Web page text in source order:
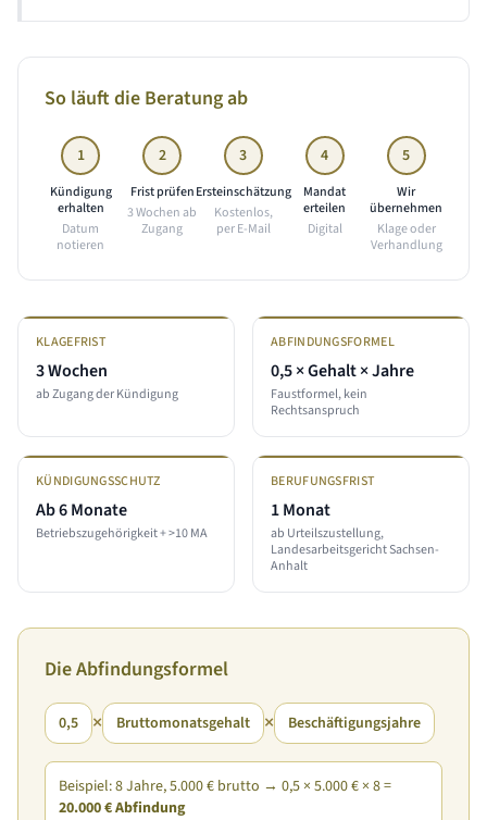
So läuft die Beratung ab
1
Kündigung
erhalten
Datum
notieren
2
Frist prüfen
3 Wochen ab
Zugang
3
Ersteinschätzung
Kostenlos,
per E-Mail
4
Mandat
erteilen
Digital
5
Wir
übernehmen
Klage oder
Verhandlung
KLAGEFRIST
3 Wochen
ab Zugang der Kündigung
ABFINDUNGSFORMEL
0,5 × Gehalt × Jahre
Faustformel, kein
Rechtsanspruch
KÜNDIGUNGSSCHUTZ
Ab 6 Monate
Betriebszugehörigkeit + >10 MA
BERUFUNGSFRIST
1 Monat
ab Urteilszustellung,
Landesarbeitsgericht Sachsen-
Anhalt
Die Abfindungsformel
0,5 × Bruttomonatsgehalt × Beschäftigungsjahre
Beispiel: 8 Jahre, 5.000 € brutto → 0,5 × 5.000 € × 8 =
20.000 € Abfindung